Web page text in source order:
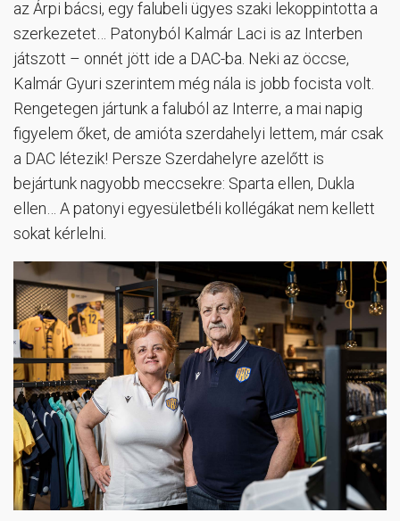
az Árpi bácsi, egy falubeli ügyes szaki lekoppintotta a
szerkezetet… Patonyból Kalmár Laci is az Interben
játszott – onnét jött ide a DAC-ba. Neki az öccse,
Kalmár Gyuri szerintem még nála is jobb focista volt.
Rengetegen jártunk a faluból az Interre, a mai napig
figyelem őket, de amióta szerdahelyi lettem, már csak
a DAC létezik! Persze Szerdahelyre azelőtt is
bejártunk nagyobb meccsekre: Sparta ellen, Dukla
ellen… A patonyi egyesületbéli kollégákat nem kellett
sokat kérlelni.